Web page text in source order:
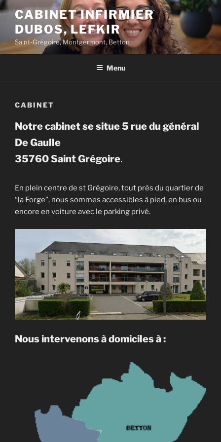
Skip
content
CABINET INFIRMIER
DUBOS, LEFKIR
Saint-Grégoire, Montgermont, Betton
Menu
CABINET
Notre cabinet se situe 5 rue du général
De Gaulle
35760 Saint Grégoire.
En plein centre de st Grégoire, tout près du quartier de
“la Forge”, nous sommes accessibles à pied, en bus ou
encore en voiture avec le parking privé.
Nous intervenons à domiciles à :